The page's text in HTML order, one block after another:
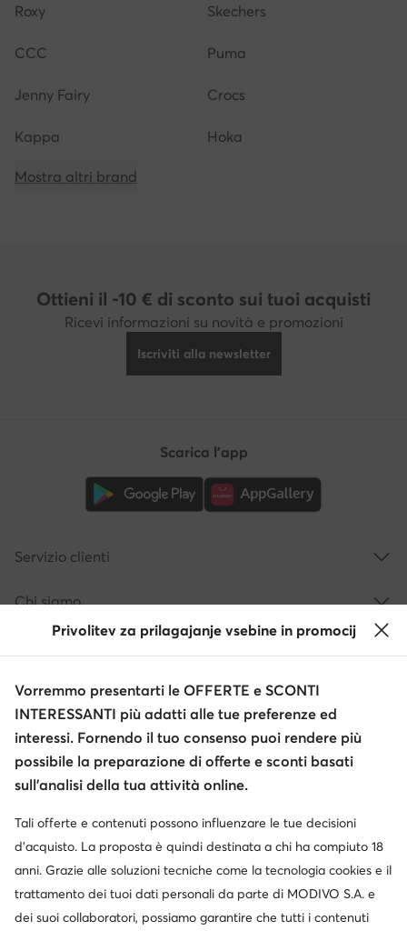
Roxy Skechers
CCC Puma
Jenny Fairy Crocs
Kappa Hoka
Mostra altri brand
Ottieni il -10 € di sconto sui tuoi acquisti
Ricevi informazioni su novità e promozioni
Iscriviti alla newsletter
Cambia paese: Italia (IT)
Scarica l'app
Servizio clienti
Chi siamo
© escarpe.it 2026
Privolitev za prilagajanje vsebine in promocij
Vorremmo presentarti le OFFERTE e SCONTI
INTERESSANTI più adatti alle tue preferenze ed
interessi. Fornendo il tuo consenso puoi rendere più
possibile la preparazione di offerte e sconti basati
sull’analisi della tua attività online.
Tali offerte e contenuti possono influenzare le tue decisioni
d’acquisto. La proposta è quindi destinata a chi ha compiuto 18
anni. Grazie alle soluzioni tecniche come la tecnologia cookies e il
trattamento dei tuoi dati personali da parte di MODIVO S.A. e
dei suoi collaboratori, possiamo garantire che tutti i contenuti